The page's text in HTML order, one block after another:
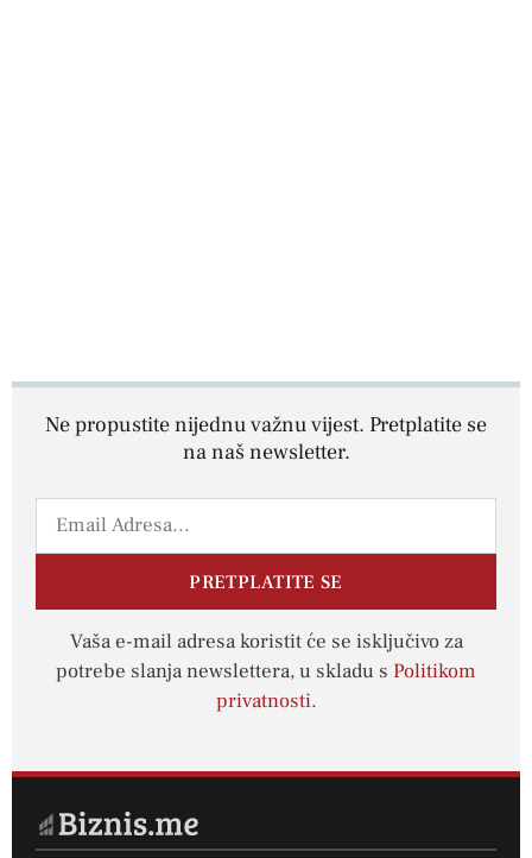
Ne propustite nijednu važnu vijest. Pretplatite se
na naš newsletter.
PRETPLATITE SE
Vaša e-mail adresa koristit će se isključivo za
potrebe slanja newslettera, u skladu s Politikom
privatnosti.